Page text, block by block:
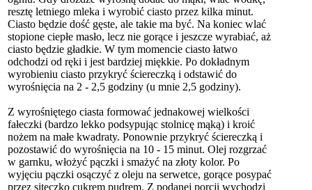
resztę letniego mleka i wyrobić ciasto przez kilka minut.
Ciasto będzie dość gęste, ale takie ma być. Na koniec wlać
stopione ciepłe masło, lecz nie gorące i jeszcze wyrabiać, aż
ciasto będzie gładkie. W tym momencie ciasto łatwo
odchodzi od ręki i jest bardziej miękkie. Po dokładnym
wyrobieniu ciasto przykryć ściereczką i odstawić do
wyrośnięcia na 2 - 2,5 godziny (u mnie 2,5 godziny).
Z wyrośniętego ciasta formować jednakowej wielkości
fałeczki (bardzo lekko podsypując stolnicę mąką) i kroić
nożem na małe kwadraty. Ponownie przykryć ściereczką i
pozostawić do wyrośnięcia na 10 - 15 minut. Olej rozgrzać
w garnku, włożyć pączki i smażyć na złoty kolor. Po
wyjęciu pączki osączyć z oleju na serwetce, gorące posypać
przez siteczko cukrem pudrem. Z podanej porcji wychodzi